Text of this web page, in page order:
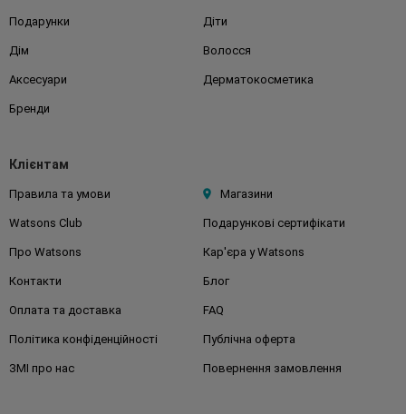
Подарунки Діти
Дім Волосся
Аксесуари Дерматокосметика
Бренди
Клієнтам
Правила та умови Магазини
Watsons Club Подарункові сертифікати
Про Watsons Кар'єра у Watsons
Контакти Блог
Оплата та доставка FAQ
Політика конфіденційності Публічна оферта
ЗМІ про нас Повернення замовлення